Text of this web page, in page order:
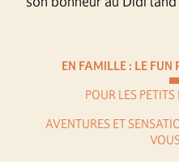
EN FAMILLE : LE FUN
POUR LES
AVENTURES ET